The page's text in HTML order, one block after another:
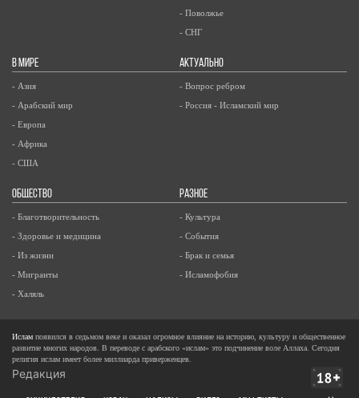
- Поволжье
- СНГ
В МИРЕ
- Азия
- Арабский мир
- Европа
- Африка
- США
АКТУАЛЬНО
- Вопрос ребром
- Россия - Исламский мир
ОБЩЕСТВО
- Благотворительность
- Здоровье и медицина
- Из жизни
- Мигранты
- Халяль
РАЗНОЕ
- Культура
- События
- Брак и семья
- Исламофобия
Ислам появился в седьмом веке и оказал огромное влияние на историю, культуру и общественное
развитие многих народов. В переводе с арабского «ислам» это подчинение воле Аллаха. Сегодня
религия ислам имеет более миллиарда приверженцев.
Редакция